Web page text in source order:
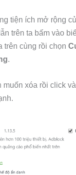
tiện ích mở rộng
trên ta bấm vào
trên cùng rồi chọn
.
muốn xóa rồi click